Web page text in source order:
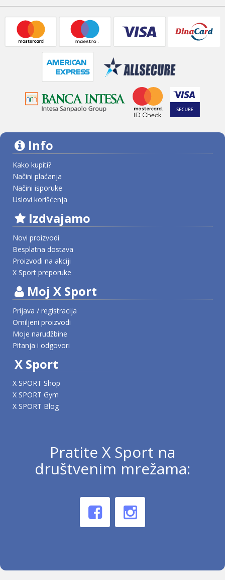
Info
Kako kupiti?
Načini plaćanja
Načini isporuke
Uslovi korišćenja
Izdvajamo
Novi proizvodi
Besplatna dostava
Proizvodi na akciji
X Sport preporuke
Moj X Sport
Prijava / registracija
Omiljeni proizvodi
Moje narudžbine
Pitanja i odgovori
X Sport
X SPORT Shop
X SPORT Gym
X SPORT Blog
Pratite X Sport na
društvenim mrežama: